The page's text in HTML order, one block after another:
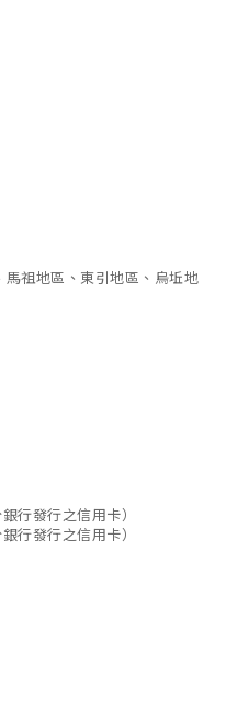
祖地區、東引地區、烏坵地
行發行之信用卡）
行發行之信用卡）